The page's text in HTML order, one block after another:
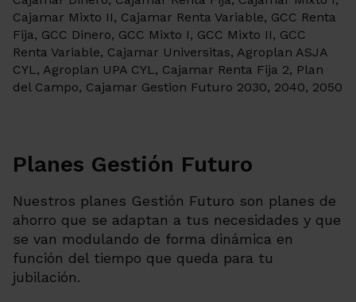
Cajamar Mixto II, Cajamar Renta Variable, GCC Renta
Fija, GCC Dinero, GCC Mixto I, GCC Mixto II, GCC
Renta Variable, Cajamar Universitas, Agroplan ASJA
CYL, Agroplan UPA CYL, Cajamar Renta Fija 2, Plan
del Campo, Cajamar Gestion Futuro 2030, 2040, 2050
Planes Gestión Futuro
Nuestros planes Gestión Futuro son planes de
ahorro que se adaptan a tus necesidades y que
se van modulando de forma dinámica en
función del tiempo que queda para tu
jubilación.